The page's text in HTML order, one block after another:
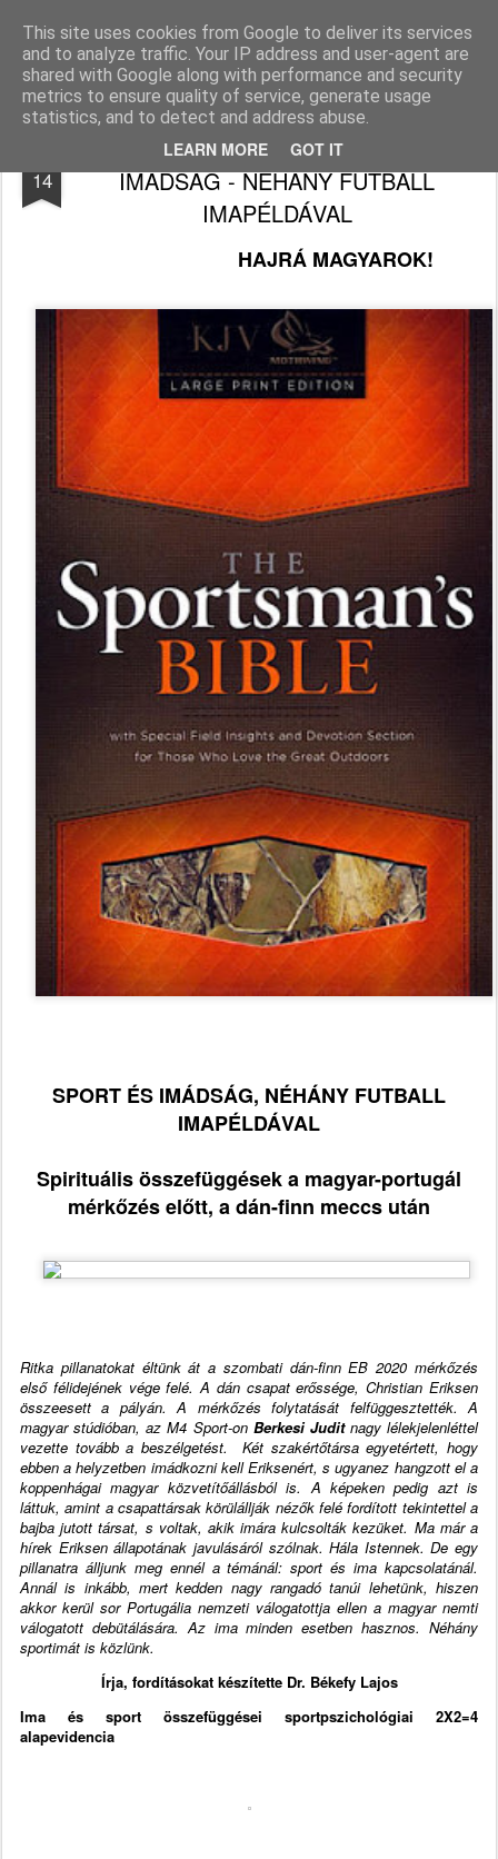
This site uses cookies from Google to deliver its services
and to analyze traffic. Your IP address and user-agent are
shared with Google along with performance and security
metrics to ensure quality of service, generate usage
statistics, and to detect and address abuse.
LEARN MORE GOT IT
Békefy Lajos
Pages
14
HAJRÁ MAGYAROK! SPORT ÉS
IMÁDSÁG - NÉHÁNY FUTBALL
IMAPÉLDÁVAL
HAJRÁ MAGYAROK!
SPORT ÉS IMÁDSÁG, NÉHÁNY FUTBALL
IMAPÉLDÁVAL
Spirituális összefüggések a magyar-portugál
mérkőzés előtt, a dán-finn meccs után
Ritka pillanatokat éltünk át a szombati dán-finn EB 2020 mérkőzés
első félidejének vége felé. A dán csapat erőssége, Christian Eriksen
összeesett a pályán. A mérkőzés folytatását felfüggesztették. A
magyar stúdióban, az M4 Sport-on Berkesi Juditnagy lélekjelenléttel
vezette tovább a beszélgetést. Két szakértőtársa egyetértett, hogy
ebben a helyzetben imádkozni kell Eriksenért, s ugyanez hangzott el a
koppenhágai magyar közvetítőállásból is. A képeken pedig azt is
láttuk, amint a csapattársak körülállják nézők felé fordított tekintettel a
bajba jutott társat, s voltak, akik imára kulcsolták kezüket. Ma már a
hírek Eriksen állapotának javulásáról szólnak. Hála Istennek. De egy
pillanatra álljunk meg ennél a témánál: sport és ima kapcsolatánál.
Annál is inkább, mert kedden nagy rangadó tanúi lehetünk, hiszen
akkor kerül sor Portugália nemzeti válogatottja ellen a magyar nemti
válogatott debütálására. Az ima minden esetben hasznos. Néhány
sportimát is közlünk.
Írja, fordításokat készítette Dr. Békefy Lajos
Ima és sport összefüggései sportpszichológiai 2X2=4
alapevidencia